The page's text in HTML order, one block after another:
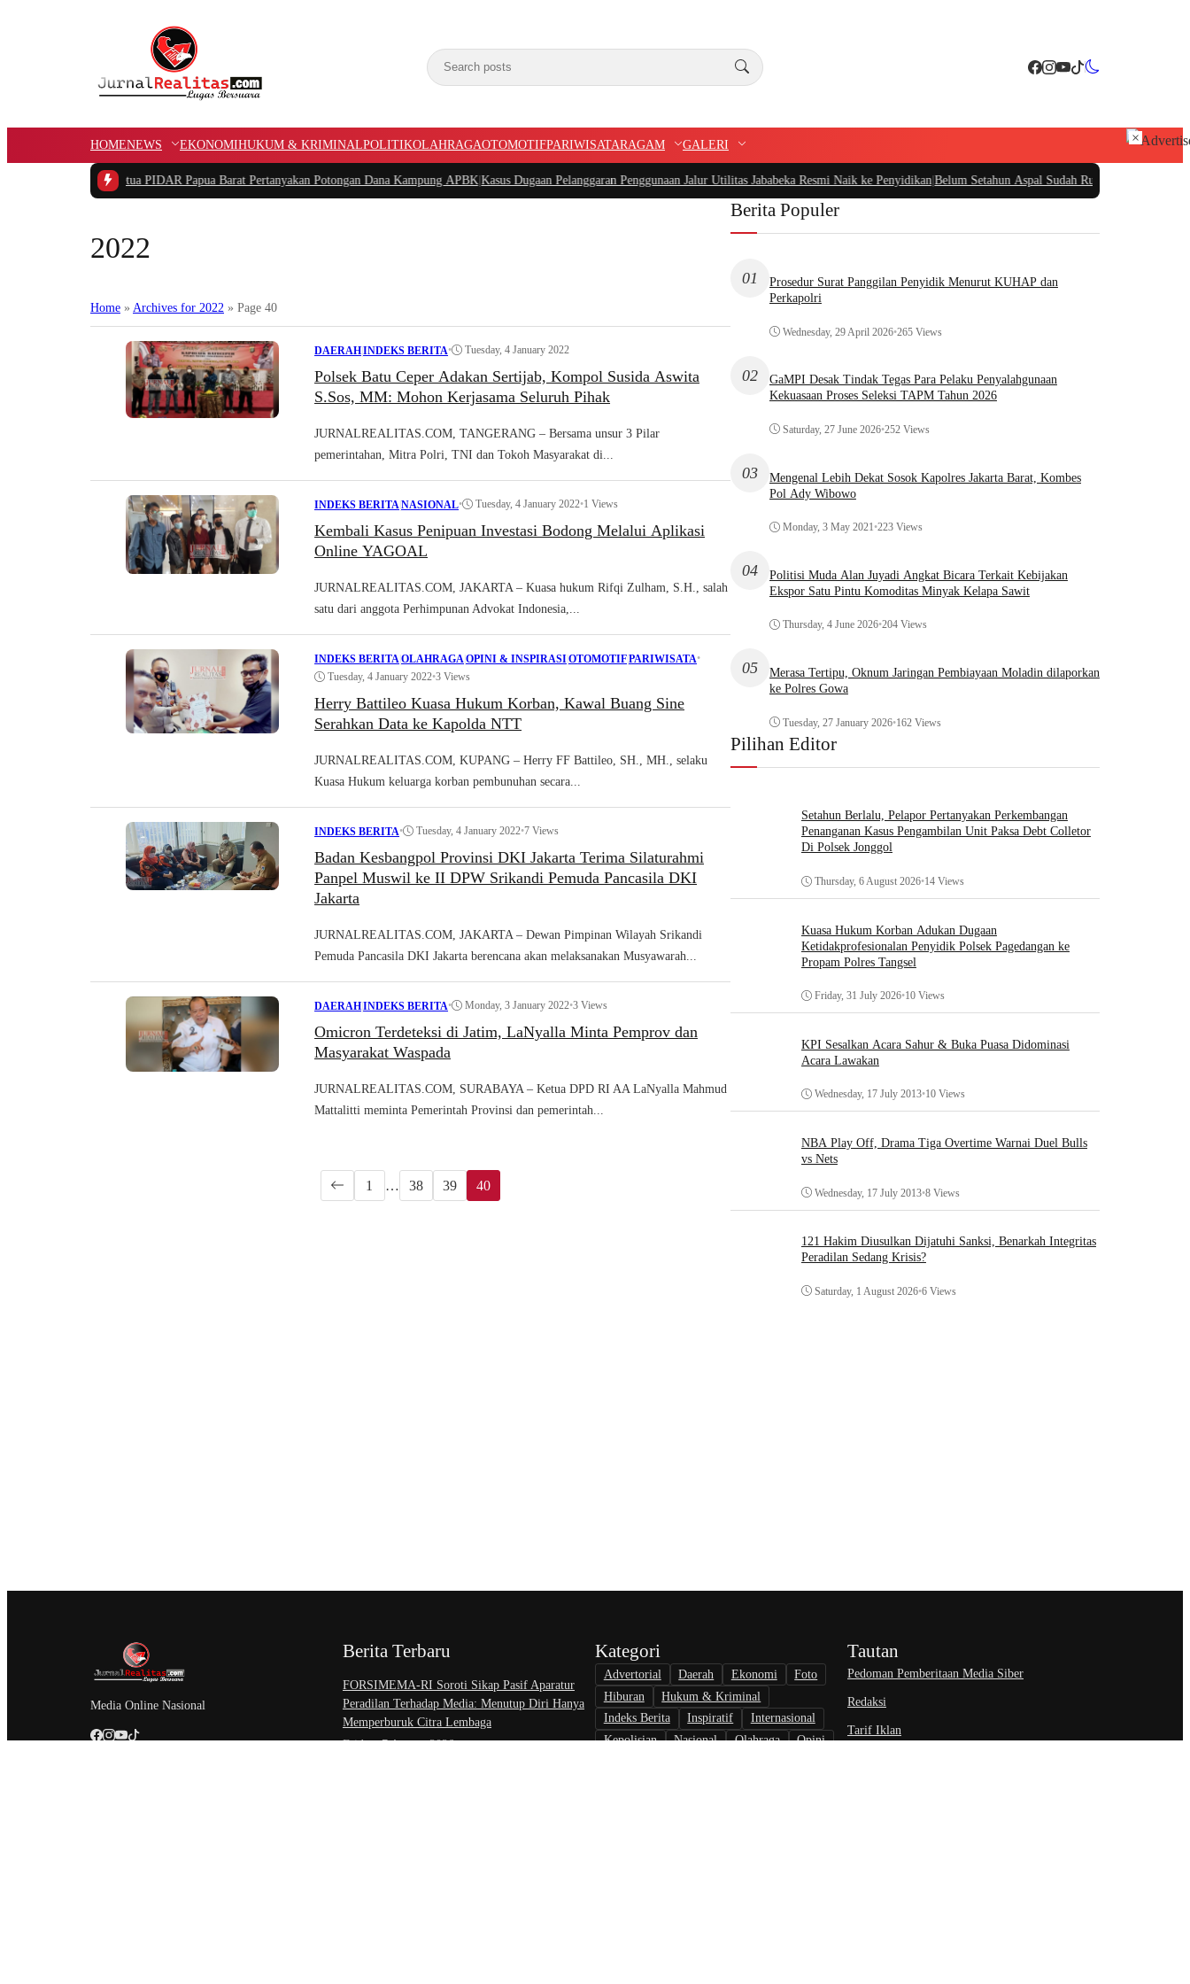
HOMENEWS EKONOMIHUKUM & KRIMINALPOLITIKOLAHRAGAOTOMOTIFPARIWISATARAGAM GALERI
Ketua PIDAR Papua Barat Pertanyakan Potongan Dana Kampung APBK|Kasus Dugaan Pelanggaran Penggunaan Jalur Utilitas Jababeka Resmi Naik ke Penyidikan|Belum Setahun Aspal Sudah Rusak, Ketua PIDAR Papua
2022
Home » Archives for 2022 » Page 40
DAERAH|INDEKS BERITA• Tuesday, 4 January 2022
Polsek Batu Ceper Adakan Sertijab, Kompol Susida Aswita
S.Sos, MM: Mohon Kerjasama Seluruh Pihak
JURNALREALITAS.COM, TANGERANG – Bersama unsur 3 Pilar
pemerintahan, Mitra Polri, TNI dan Tokoh Masyarakat di...
INDEKS BERITA|NASIONAL• Tuesday, 4 January 2022•1 Views
Kembali Kasus Penipuan Investasi Bodong Melalui Aplikasi
Online YAGOAL
JURNALREALITAS.COM, JAKARTA – Kuasa hukum Rifqi Zulham, S.H., salah
satu dari anggota Perhimpunan Advokat Indonesia,...
INDEKS BERITA|OLAHRAGA|OPINI & INSPIRASI|OTOMOTIF|PARIWISATA•
Tuesday, 4 January 2022•3 Views
Herry Battileo Kuasa Hukum Korban, Kawal Buang Sine
Serahkan Data ke Kapolda NTT
JURNALREALITAS.COM, KUPANG – Herry FF Battileo, SH., MH., selaku
Kuasa Hukum keluarga korban pembunuhan secara...
INDEKS BERITA• Tuesday, 4 January 2022•7 Views
Badan Kesbangpol Provinsi DKI Jakarta Terima Silaturahmi
Panpel Muswil ke II DPW Srikandi Pemuda Pancasila DKI
Jakarta
JURNALREALITAS.COM, JAKARTA – Dewan Pimpinan Wilayah Srikandi
Pemuda Pancasila DKI Jakarta berencana akan melaksanakan Musyawarah...
DAERAH|INDEKS BERITA• Monday, 3 January 2022•3 Views
Omicron Terdeteksi di Jatim, LaNyalla Minta Pemprov dan
Masyarakat Waspada
JURNALREALITAS.COM, SURABAYA – Ketua DPD RI AA LaNyalla Mahmud
Mattalitti meminta Pemerintah Provinsi dan pemerintah...
1 … 38 39 40
Berita Populer
01
Prosedur Surat Panggilan Penyidik Menurut KUHAP dan
Perkapolri
Wednesday, 29 April 2026•265 Views
02
GaMPI Desak Tindak Tegas Para Pelaku Penyalahgunaan
Kekuasaan Proses Seleksi TAPM Tahun 2026
Saturday, 27 June 2026•252 Views
03
Mengenal Lebih Dekat Sosok Kapolres Jakarta Barat, Kombes
Pol Ady Wibowo
Monday, 3 May 2021•223 Views
04
Politisi Muda Alan Juyadi Angkat Bicara Terkait Kebijakan
Ekspor Satu Pintu Komoditas Minyak Kelapa Sawit
Thursday, 4 June 2026•204 Views
05
Merasa Tertipu, Oknum Jaringan Pembiayaan Moladin dilaporkan
ke Polres Gowa
Tuesday, 27 January 2026•162 Views
Pilihan Editor
Setahun Berlalu, Pelapor Pertanyakan Perkembangan
Penanganan Kasus Pengambilan Unit Paksa Debt Colletor
Di Polsek Jonggol
Thursday, 6 August 2026•14 Views
Kuasa Hukum Korban Adukan Dugaan
Ketidakprofesionalan Penyidik Polsek Pagedangan ke
Propam Polres Tangsel
Friday, 31 July 2026•10 Views
KPI Sesalkan Acara Sahur & Buka Puasa Didominasi
Acara Lawakan
Wednesday, 17 July 2013•10 Views
NBA Play Off, Drama Tiga Overtime Warnai Duel Bulls
vs Nets
Wednesday, 17 July 2013•8 Views
121 Hakim Diusulkan Dijatuhi Sanksi, Benarkah Integritas
Peradilan Sedang Krisis?
Saturday, 1 August 2026•6 Views
Media Online Nasional
Berita Terbaru
​FORSIMEMA-RI Soroti Sikap Pasif Aparatur
Peradilan Terhadap Media: Menutup Diri Hanya
Memperburuk Citra Lembaga
Friday, 7 August 2026
Kategori
Advertorial Daerah Ekonomi
Foto
Hiburan
Hukum & Kriminal
Indeks Berita
Inspiratif
Internasional
Kepolisian
Nasional Olahraga
Opini
Tautan
Pedoman Pemberitaan Media Siber
Redaksi
Tarif Iklan
×